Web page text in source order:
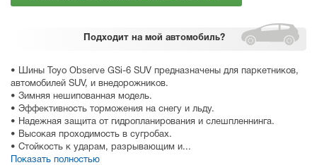
Подходит на мой автомобиль?
• Шины Toyo Observe GSi-6 SUV предназначены для паркетников,
автомобилей SUV, и внедорожников.
• Зимняя нешипованная модель.
• Эффективность торможения на снегу и льду.
• Надежная защита от гидропланирования и слешпленнинга.
• Высокая проходимость в сугробах.
• Стойкость к ударам, разрывающим и...
Показать полностью